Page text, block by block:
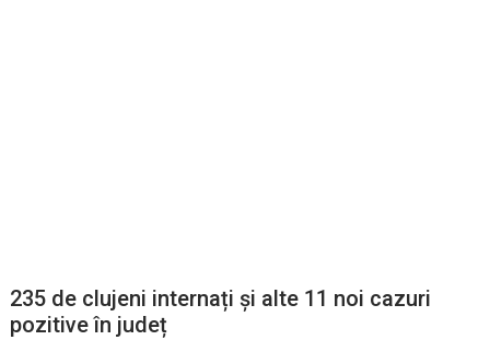
235 de clujeni internați și alte 11 noi cazuri
pozitive în județ